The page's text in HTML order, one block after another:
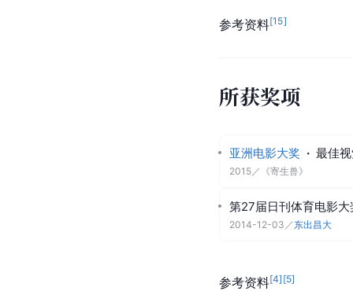
参考资料[15]
所获奖项
亚洲电影大奖 · 最佳
2015 ／ 《寄生兽》
第27届日刊体育电影
2014-12-03 ／ 东出昌大
参考资料[4] [5]